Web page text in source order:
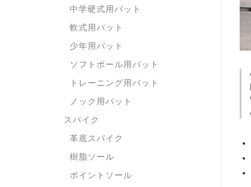
中学硬式用バット
軟式用バット
少年用バット
ソフトボール用バット
トレーニング用バット
ノック用バット
スパイク
革底スパイク
樹脂ソール
ポイントソール